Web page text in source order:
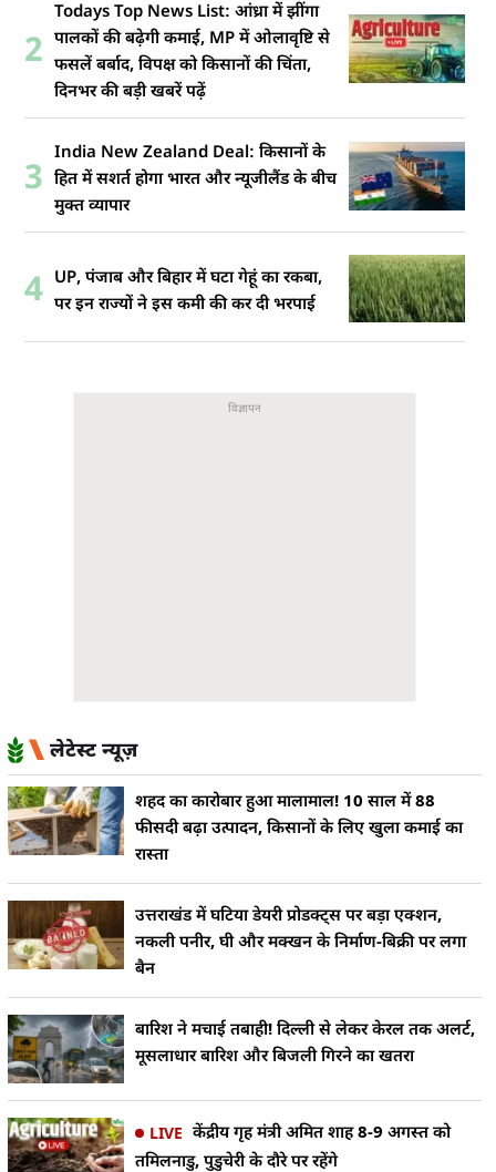
2
Todays Top News List: आंध्रा में झींगा
पालकों की बढ़ेगी कमाई, MP में ओलावृष्टि से
फसलें बर्बाद, विपक्ष को किसानों की चिंता,
दिनभर की बड़ी खबरें पढ़ें
3
India New Zealand Deal: किसानों के
हित में सशर्त होगा भारत और न्यूजीलैंड के बीच
मुक्त व्यापार
4 UP, पंजाब और बिहार में घटा गेहूं का रकबा,
पर इन राज्यों ने इस कमी की कर दी भरपाई
लेटेस्ट न्यूज़
शहद का कारोबार हुआ मालामाल! 10 साल में 88
फीसदी बढ़ा उत्पादन, किसानों के लिए खुला कमाई का
रास्ता
उत्तराखंड में घटिया डेयरी प्रोडक्ट्स पर बड़ा एक्शन,
नकली पनीर, घी और मक्खन के निर्माण-बिक्री पर लगा
बैन
बारिश ने मचाई तबाही! दिल्ली से लेकर केरल तक अलर्ट,
मूसलाधार बारिश और बिजली गिरने का खतरा
LIVE केंद्रीय गृह मंत्री अमित शाह 8-9 अगस्त को
तमिलनाडु, पुडुचेरी के दौरे पर रहेंगे